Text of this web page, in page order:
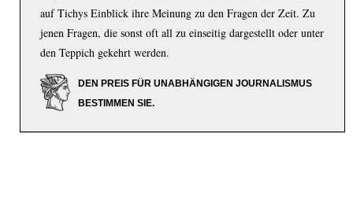
auf Tichys Einblick ihre Meinung zu den Fragen der Zeit. Zu
jenen Fragen, die sonst oft all zu einseitig dargestellt oder unter
den Teppich gekehrt werden.
DEN PREIS FÜR UNABHÄNGIGEN JOURNALISMUS
BESTIMMEN SIE.